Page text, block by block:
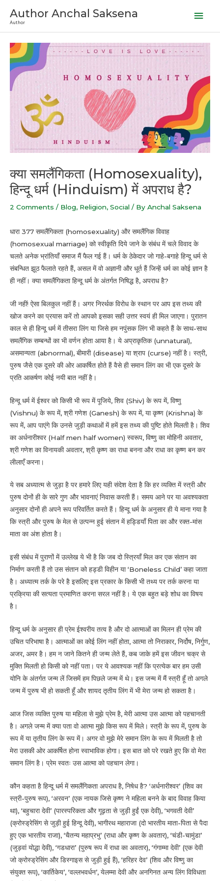
Author Anchal Saksena
Author
क्या समलैंगिकता (Homosexuality),
हिन्दू धर्म (Hinduism) में अपराध है?
2 Comments / Blog, Religion, Social / By Anchal Saksena
धारा 377 समलैंगिकता (homosexuality) और समलैंगिक विवाह
(homosexual marriage) को स्वीकृति दिये जाने के संबंध में चले विवाद के
चलते अनेक भ्रांतियाँ समाज मैं फैल गई हैं। धर्म के ठेकेदार जो गाहे-बगाहे हिन्दू धर्म से
संबन्धित झूठ फैलाते रहते हैं, असल में वो अज्ञानी और धूर्त हैं जिन्हें धर्म का कोई ज्ञान है
ही नहीं। क्या समलैंगिकता हिन्दू धर्म के अंतर्गत निषिद्ध है, अपराध है?
जी नहीं! ऐसा बिलकुल नहीं हैं। अगर निरर्थक विरोध के स्थान पर आप इस तथ्य की
खोज करने का प्रयास करें तो आपको इसका सही उत्तर स्वयं ही मिल जाएगा। पुरातन
काल से ही हिन्दू धर्म में तीसरा लिंग या जिसे हम नपुंसक लिंग भी कहते हैं के साथ-साथ
समलैंगिक सम्बन्धों का भी वर्णन होता आया है। ये अप्राकृतिक (unnatural),
असमान्यता (abnormal), बीमारी (disease) या श्राप (curse) नहीं है। स्त्री,
पुरुष जैसे एक दूसरे की ओर आकर्षित होते हैं वैसे ही समान लिंग का भी एक दूसरे के
प्रति आकर्षण कोई नयी बात नहीं है।
हिन्दू धर्म में ईश्वर को किसी भी रूप में पूजिये, शिव (Shiv) के रूप में, विष्णु
(Vishnu) के रूप में, श्री गणेश (Ganesh) के रूप में, या कृष्ण (Krishna) के
रूप में, आप पाएंगे कि उनसे जुड़ी कथाओं में हमें इस तथ्य की पुष्टि होते मिलती है। शिव
का अर्धनारीश्वर (Half men half women) स्वरूप, विष्णु का मोहिनी अवतार,
श्री गणेश का विनायकी अवतार, श्री कृष्ण का राधा बनना और राधा का कृष्ण बन कर
लीलाएँ करना।
ये सब अध्यात्म से जुड़ा है पर हमारे लिए यही संदेश देता है कि हर व्यक्ति में स्त्री और
पुरुष दोनों ही के सारे गुण और भावनाएं निवास करती हैं। समय आने पर या अवश्यकता
अनुसार दोनों ही अपने रूप परिवर्तित करते हैं। हिन्दू धर्म के अनुसार ही ये माना गया है
कि स्त्री और पुरुष के मेल से उत्पन्न हुई संतान में हड्डियाँ पिता का और रक्त-मांस
माता का अंश होता है।
इसी संबंध में पुराणों में उल्लेख ये भी है कि जब दो स्त्रियाँ मिल कर एक संतान का
निर्माण करती हैं तो उस संतान को हड्डी विहीन या ‘Boneless Child’ कहा जाता
है। अध्यात्म तर्क के परे है इसलिए इस प्रकार के किसी भी तथ्य पर तर्क करना या
प्रक्रिया की सत्यता प्रमाणित करना सरल नहीं है। ये एक बहुत बड़े शोध का विषय
है।
हिन्दू धर्म के अनुसार ही प्रेम ईश्वरीय तत्व है और दो आत्माओं का मिलन ही प्रेम की
उचित परिभाषा है। आत्माओं का कोई लिंग नहीं होता, आत्मा तो निराकार, निर्दोष, निर्गुण,
अजर, अमर है। हम न जाने कितने ही जन्म लेते हैं, कब जाके हमें इस जीवन चक्र से
मुक्ति मिलती हो किसी को नहीं पता। पर ये आवश्यक नहीं कि प्रत्येक बार हम उसी
योनि के अंतर्गत जन्म लें जिसमें हम पिछले जन्म में थे। इस जन्म में मैं स्त्री हूँ तो अगले
जन्म में पुरुष भी हो सकती हूँ और शायद तृतीय लिंग में भी मेरा जन्म हो सकता है।
आज जिस व्यक्ति पुरुष या महिला से मुझे प्रेम है, मेरी आत्मा उस आत्मा को पहचानती
है। अगले जन्म में क्या पता वो आत्मा मुझे किस रूप में मिले। स्त्री के रूप में, पुरुष के
रूप में या तृतीय लिंग के रूप में। अगर वो मुझे मेरे समान लिंग के रूप में मिलती है तो
मेरा उसकी ओर आकर्षित होना स्वाभाविक होगा। इस बात को परे रखते हुए कि वो मेरा
समान लिंग है। प्रेम स्वतः उस आत्मा को पहचान लेगा।
कौन कहता है हिन्दू धर्म में समलैंगिकता अपराध है, निषेध है? ‘अर्धनारीश्वर’ (शिव का
स्त्री-पुरुष रूप), ‘अरवन’ (एक नायक जिसे कृष्ण ने महिला बनने के बाद विवाह किया
था), ‘बहुचारा देवी’ (पारस्परिकता और गूढ़ता से जुड़ी हुईं एक देवी), ‘भगवती देवी’
(क्रोस्ड्रेसिंग से जुड़ी हुई हिन्दू देवी), भागीरथ महाराजा (दो भारतीय माता-पिता से पैदा
हुए एक भारतीय राजा), ‘चैतन्य महाप्रभु’ (राधा और कृष्ण के अवतार), ‘चंडी-चामुंडा’
(जुड़वां योद्धा देवी), ‘गडधारा’ (पुरुष रूप में राधा का अवतार), ‘गंगाम्मा देवी’ (एक देवी
जो क्रोस्ड्रेसिंग और डिस्गाइस से जुड़ी हुई हैं), ‘हरिहर देव’ (शिव और विष्णु का
संयुक्त रूप), ‘कार्तिकेय’, ‘वल्लभवर्धन’, येलम्मा देवी और अनगिनत अन्य लिंग विविधता